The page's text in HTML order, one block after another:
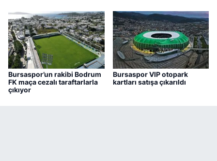
Bursaspor’un rakibi Bodrum
FK maça cezalı taraftarlarla
çıkıyor
Bursaspor VIP otopark
kartları satışa çıkarıldı